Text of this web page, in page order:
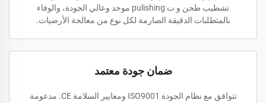
تشطيب طحن و ت pulishing موحد وعالي الجودة، والوفاء
بالمتطلبات الدقيقة الصارمة لكل نوع من معالجة الأرضيات.
ضمان جودة معتمد
تتوافق مع نظام الجودة ISO9001 ومعايير السلامة CE. مدعومة